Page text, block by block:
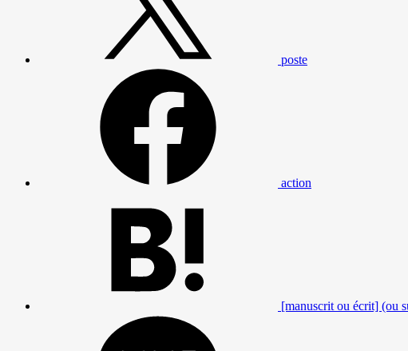
poste
action
[manuscrit ou écrit] (ou